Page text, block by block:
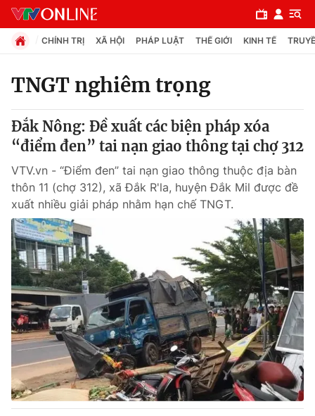
Chuyên mục
Chính trị
Xã hội
Pháp luật
Y tế
Thế giới
Tin tức
Thế giới đó đây
Câu chuyện quốc tế
Kinh tế
Tài chính
Thị trường
Dữ liệu và đời sống
CHÍNH TRỊ XÃ HỘI PHÁP LUẬT THẾ GIỚI KINH TẾ
TNGT nghiêm trọng
Đắk Nông: Đề xuất các biện pháp xóa
“điểm đen” tai nạn giao thông tại chợ 312
VTV.vn - “Điểm đen” tai nạn giao thông thuộc địa bàn
thôn 11 (chợ 312), xã Đắk R'la, huyện Đắk Mil được đề
xuất nhiều giải pháp nhằm hạn chế TNGT.